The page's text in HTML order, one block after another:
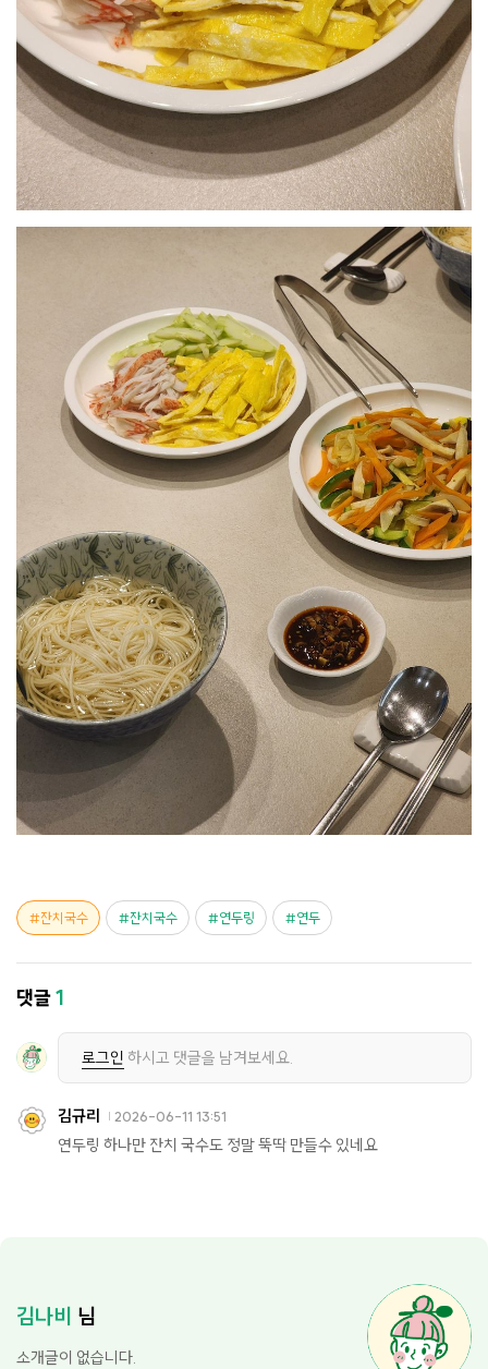
잔치국수 잔치국수 연두링 연두
댓글1
로그인 하시고 댓글을 남겨보세요.
김규리 2026-06-11 13:51
연두링 하나만 잔치 국수도 정말 뚝딱 만들수 있네요
김나비 님
소개글이 없습니다.